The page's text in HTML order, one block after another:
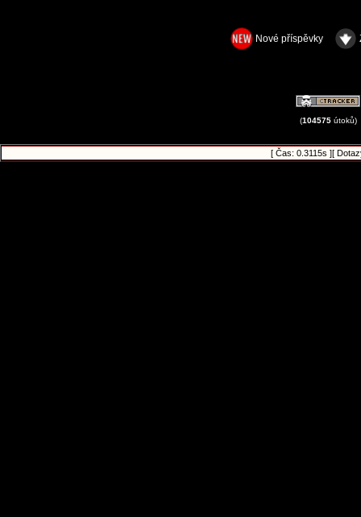
Nové příspěvky
(104575útoků)
[ Čas: 0.3115s ][